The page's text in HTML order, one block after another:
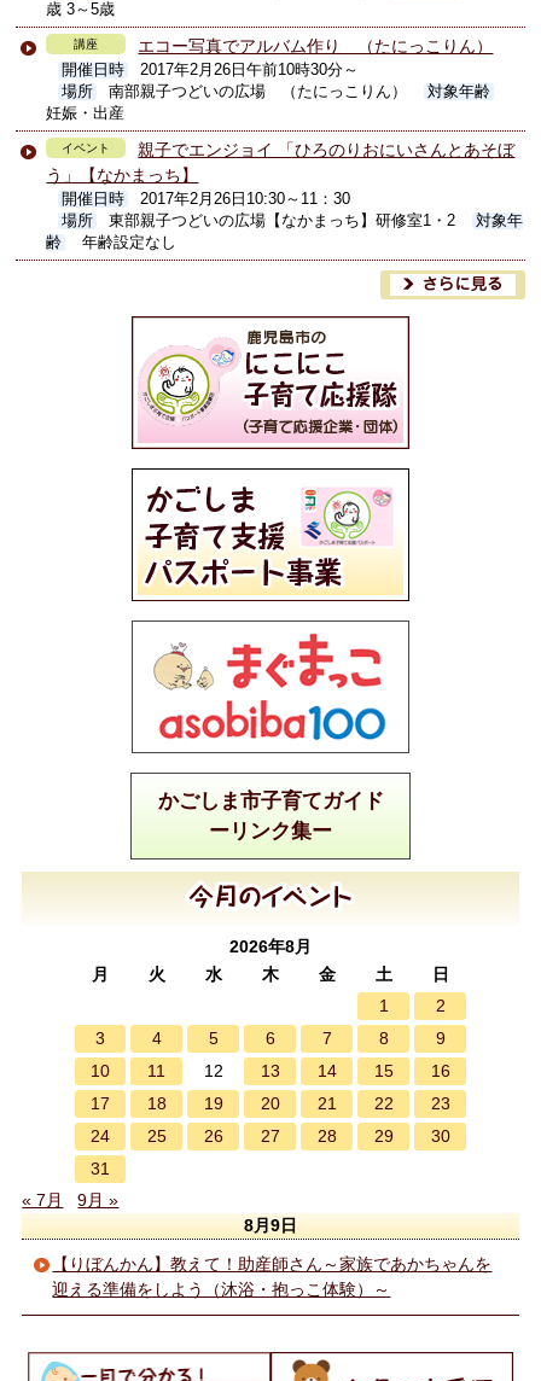
歳 3～5歳
講座 エコー写真でアルバム作り （たにっこりん）
開催日時
2017年2月26日午前10時30分～
場所
南部親子つどいの広場 （たにっこりん）
対象年齢
妊娠・出産
イベント
親子でエンジョイ 「ひろのりおにいさんとあそぼ
う」【なかまっち】
開催日時
2017年2月26日10:30～11：30
場所
東部親子つどいの広場【なかまっち】研修室1・2
対象年
齢
年齢設定なし
かごしま市子育てガイド
ーリンク集ー
2026年8月
月
火 水 木 金 土
日
1
2
3
4 5 6 7 8
9
10
11 12 13 14 15
16
17
18 19 20 21 22
23
24
25 26 27 28 29
30
31
« 7月
9月 »
8月9日
【りぼんかん】教えて！助産師さん～家族であかちゃんを
迎える準備をしよう（沐浴・抱っこ体験）～